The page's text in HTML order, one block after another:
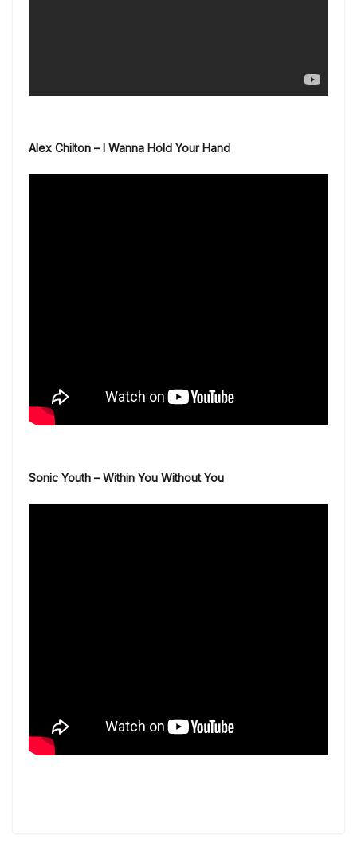
Alex Chilton – I Wanna Hold Your Hand
Sonic Youth – Within You Without You